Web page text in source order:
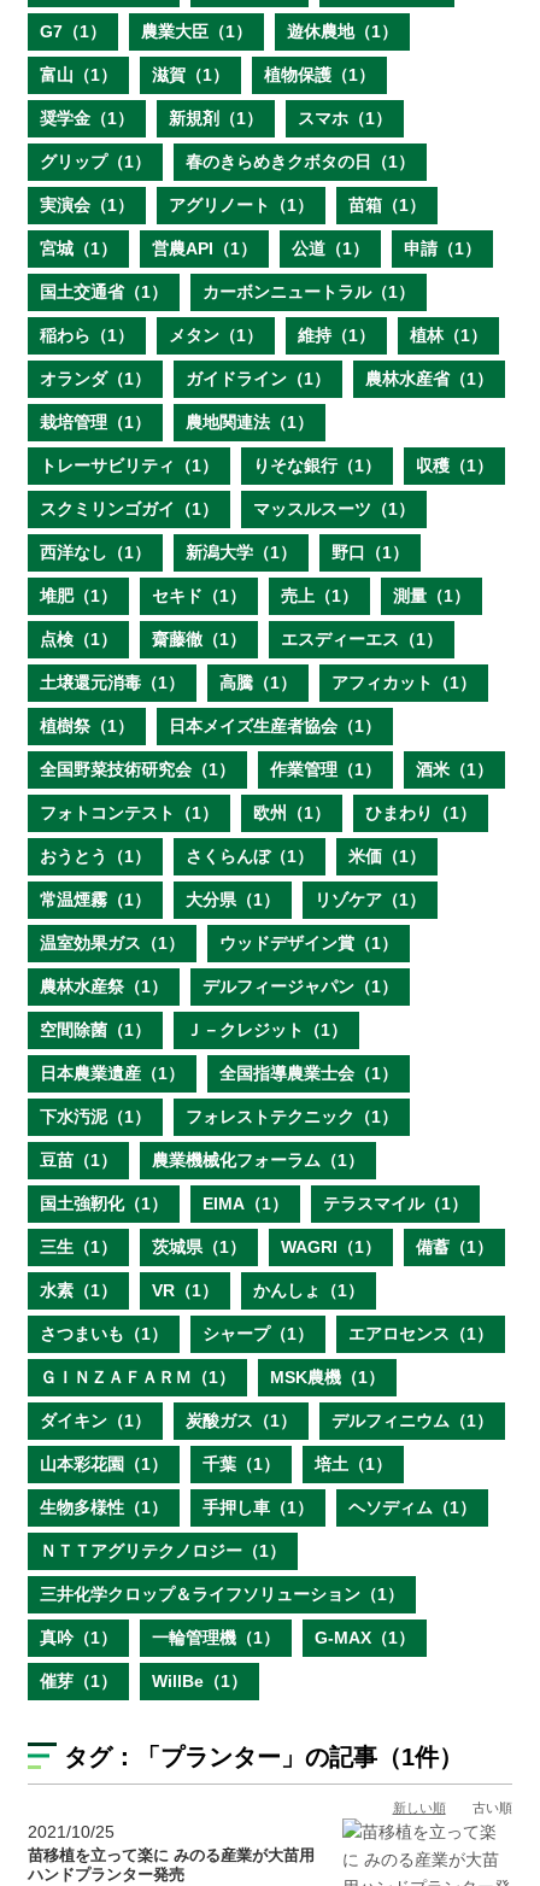
G7（1） 農業大臣（1） 遊休農地（1）
富山（1） 滋賀（1） 植物保護（1）
奨学金（1） 新規剤（1） スマホ（1）
グリップ（1） 春のきらめきクボタの日（1）
実演会（1） アグリノート（1） 苗箱（1）
宮城（1） 営農API（1） 公道（1） 申請（1）
国土交通省（1） カーボンニュートラル（1）
稲わら（1） メタン（1） 維持（1） 植林（1）
オランダ（1） ガイドライン（1） 農林水産省（1）
栽培管理（1） 農地関連法（1）
トレーサビリティ（1） りそな銀行（1） 収穫（1）
スクミリンゴガイ（1） マッスルスーツ（1）
西洋なし（1） 新潟大学（1） 野口（1）
堆肥（1） セキド（1） 売上（1） 測量（1）
点検（1） 齋藤徹（1） エスディーエス（1）
土壌還元消毒（1） 高騰（1） アフィカット（1）
植樹祭（1） 日本メイズ生産者協会（1）
全国野菜技術研究会（1） 作業管理（1） 酒米（1）
フォトコンテスト（1） 欧州（1） ひまわり（1）
おうとう（1） さくらんぼ（1） 米価（1）
常温煙霧（1） 大分県（1） リゾケア（1）
温室効果ガス（1） ウッドデザイン賞（1）
農林水産祭（1） デルフィージャパン（1）
空間除菌（1） Ｊ－クレジット（1）
日本農業遺産（1） 全国指導農業士会（1）
下水汚泥（1） フォレストテクニック（1）
豆苗（1） 農業機械化フォーラム（1）
国土強靭化（1） EIMA（1） テラスマイル（1）
三生（1） 茨城県（1） WAGRI（1） 備蓄（1）
水素（1） VR（1） かんしょ（1）
さつまいも（1） シャープ（1） エアロセンス（1）
ＧＩＮＺＡＦＡＲＭ（1） MSK農機（1）
ダイキン（1） 炭酸ガス（1） デルフィニウム（1）
山本彩花園（1） 千葉（1） 培土（1）
生物多様性（1） 手押し車（1） ヘソディム（1）
ＮＴＴアグリテクノロジー（1）
三井化学クロップ＆ライフソリューション（1）
真吟（1） 一輪管理機（1） G-MAX（1）
催芽（1） WillBe（1）
タグ： 「プランター」の記事（1件）
新しい順 古い順
2021/10/25
苗移植を立って楽に みのる産業が大苗用
ハンドプランター発売